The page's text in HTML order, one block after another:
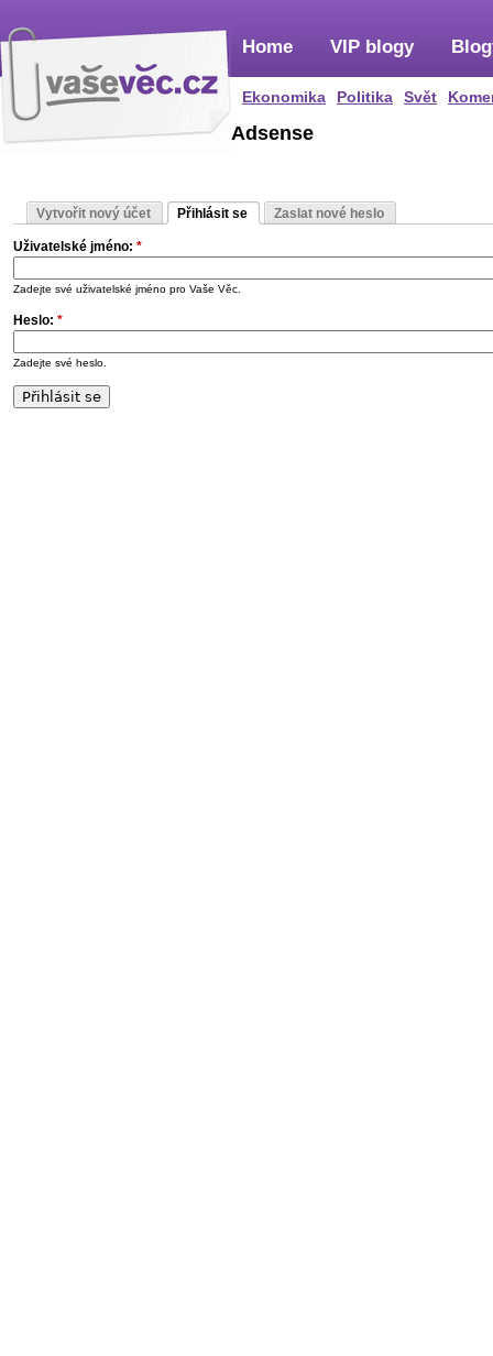
Home
Ekonomika Politika Svět
VIP blogy
Adsense
Vytvořit nový účet Přihlásit se Zaslat nové heslo
Uživatelské jméno: *
Zadejte své uživatelské jméno pro Vaše Věc.
Heslo: *
Zadejte své heslo.